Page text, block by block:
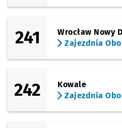
241
Wrocław Nowy
Zajezdnia
242
Kowale
Zajezdnia